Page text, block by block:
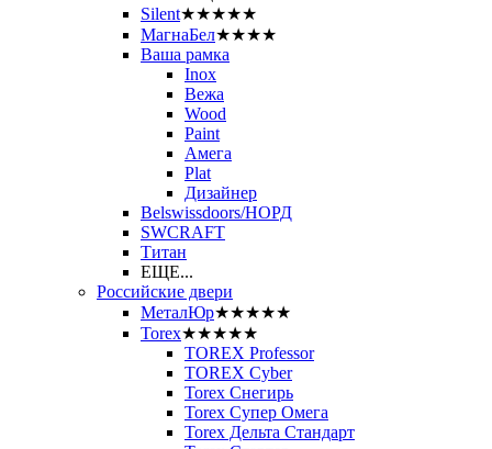
Silent★★★★★
МагнаБел★★★★
Ваша рамка
Inox
Вежа
Wood
Paint
Амега
Plat
Дизайнер
Belswissdoors/НОРД
SWCRAFT
Титан
ЕЩЕ...
Российские двери
МеталЮр★★★★★
Torex★★★★★
TOREX Professor
TOREX Cyber
Torex Снегирь
Torex Супер Омега
Torex Дельта Стандарт